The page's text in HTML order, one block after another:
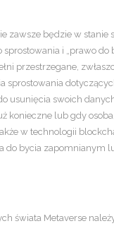
zawsze będzie w
i „prawo
przestrzegane,
sprostowania
usunięcia swoich
konieczne lub gdy
w technologii
do bycia zapomnianym
świata Metaverse